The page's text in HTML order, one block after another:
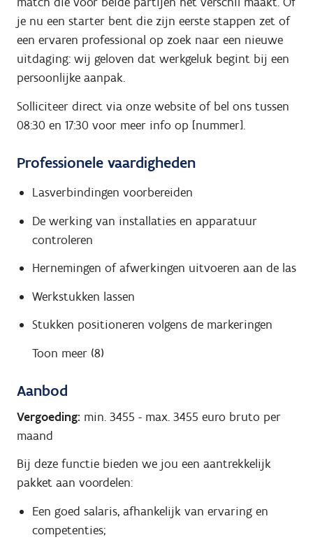
je nu een starter bent die zijn eerste stappen zet of
een ervaren professional op zoek naar een nieuwe
uitdaging: wij geloven dat werkgeluk begint bij een
persoonlijke aanpak.
Solliciteer direct via onze website of bel ons tussen
08:30 en 17:30 voor meer info op [nummer].
Professionele vaardigheden
Lasverbindingen voorbereiden
De werking van installaties en apparatuur
controleren
Hernemingen of afwerkingen uitvoeren aan de las
Werkstukken lassen
Stukken positioneren volgens de markeringen
Toon meer (8)
Aanbod
Vergoeding: min. 3455 - max. 3455 euro bruto per
maand
Bij deze functie bieden we jou een aantrekkelijk
pakket aan voordelen:
Een goed salaris, afhankelijk van ervaring en
competenties;